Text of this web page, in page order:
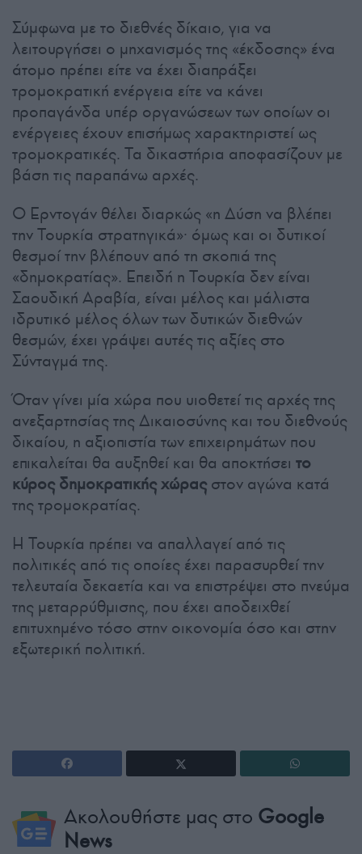
Σύμφωνα με το διεθνές δίκαιο, για να
λειτουργήσει ο μηχανισμός της «έκδοσης» ένα
άτομο πρέπει είτε να έχει διαπράξει
τρομοκρατική ενέργεια είτε να κάνει
προπαγάνδα υπέρ οργανώσεων των οποίων οι
ενέργειες έχουν επισήμως χαρακτηριστεί ως
τρομοκρατικές. Τα δικαστήρια αποφασίζουν με
βάση τις παραπάνω αρχές.
Ο Ερντογάν θέλει διαρκώς «η Δύση να βλέπει
την Τουρκία στρατηγικά»· όμως και οι δυτικοί
θεσμοί την βλέπουν από τη σκοπιά της
«δημοκρατίας». Επειδή η Τουρκία δεν είναι
Σαουδική Αραβία, είναι μέλος και μάλιστα
ιδρυτικό μέλος όλων των δυτικών διεθνών
θεσμών, έχει γράψει αυτές τις αξίες στο
Σύνταγμά της.
Όταν γίνει μία χώρα που υιοθετεί τις αρχές της
ανεξαρτησίας της Δικαιοσύνης και του διεθνούς
δικαίου, η αξιοπιστία των επιχειρημάτων που
επικαλείται θα αυξηθεί και θα αποκτήσει το
κύρος δημοκρατικής χώραςστον αγώνα κατά
της τρομοκρατίας.
Η Τουρκία πρέπει να απαλλαγεί από τις
πολιτικές από τις οποίες έχει παρασυρθεί την
τελευταία δεκαετία και να επιστρέψει στο πνεύμα
της μεταρρύθμισης, που έχει αποδειχθεί
επιτυχημένο τόσο στην οικονομία όσο και στην
εξωτερική πολιτική.
Ακολουθήστε μας στο Google
News